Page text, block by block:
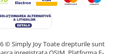
© Simply Joy Toate drepturile sunt